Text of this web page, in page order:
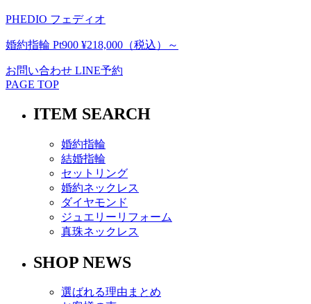
PHEDIO フェディオ
婚約指輪 Pt900 ¥218,000（税込）～
お問い合わせ LINE予約
PAGE TOP
ITEM SEARCH
婚約指輪
結婚指輪
セットリング
婚約ネックレス
ダイヤモンド
ジュエリーリフォーム
真珠ネックレス
SHOP NEWS
選ばれる理由まとめ